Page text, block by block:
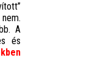
A
és